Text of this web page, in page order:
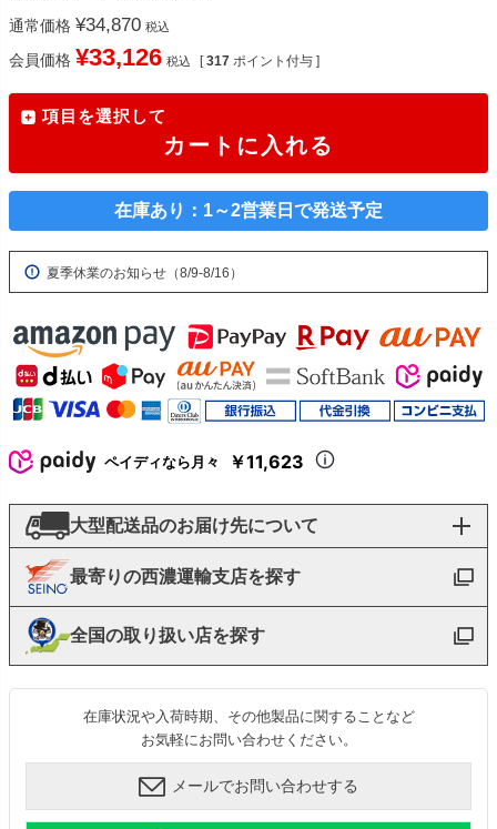
通常価格 ¥34,870 税込
会員価格 ¥33,126 税込 [ 317 ポイント付与 ]
項目を選択して
カートに入れる
在庫あり：1～2営業日で発送予定
夏季休業のお知らせ（8/9-8/16）
ペイディなら月々 ￥11,623
大型配送品のお届け先について
最寄りの西濃運輸支店を探す
全国の取り扱い店を探す
在庫状況や入荷時期、その他製品に関することなど
お気軽にお問い合わせください。
メールでお問い合わせする